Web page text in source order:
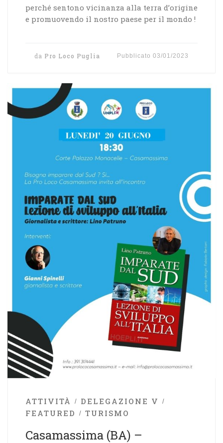
perché sentono vicinanza alla terra d’origine
e promuovendo il nostro paese per il mondo !
da Pro Loco Puglia Pubblicato03/01/2023
ATTIVITÀ
DELEGAZIONE V
FEATURED
TURISMO
Casamassima (BA) –